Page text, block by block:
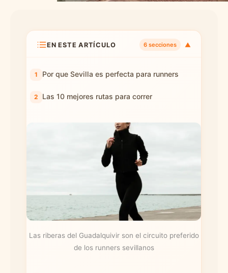
EN ESTE ARTÍCULO 6 secciones ▼
Por que Sevilla es perfecta para runners
Las 10 mejores rutas para correr
Las riberas del Guadalquivir son el circuito preferido
de los runners sevillanos